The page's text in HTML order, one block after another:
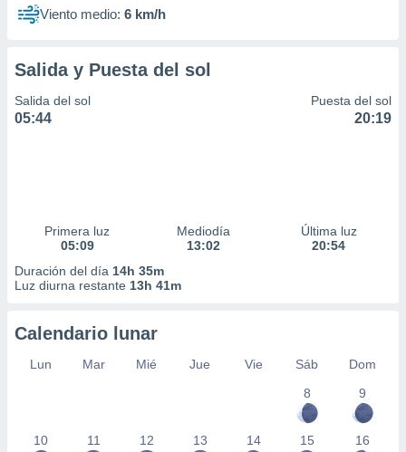
Viento medio: 6 km/h
Salida y Puesta del sol
Salida del sol
05:44
Puesta del sol
20:19
Primera luz
05:09
Mediodía
13:02
Última luz
20:54
Duración del día 14h 35m
Luz diurna restante 13h 41m
Calendario lunar
Lun Mar Mié Jue Vie Sáb
Dom
8
9
10 11 12 13 14 15 16